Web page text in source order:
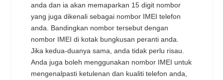
anda dan ia akan memaparkan 15 digit nombor
yang juga dikenali sebagai nombor IMEI telefon
anda. Bandingkan nombor tersebut dengan
nombor IMEI di kotak bungkusan peranti anda.
Jika kedua-duanya sama, anda tidak perlu risau.
Anda juga boleh menggunakan nombor IMEI untuk
mengenalpasti ketulenan dan kualiti telefon anda,